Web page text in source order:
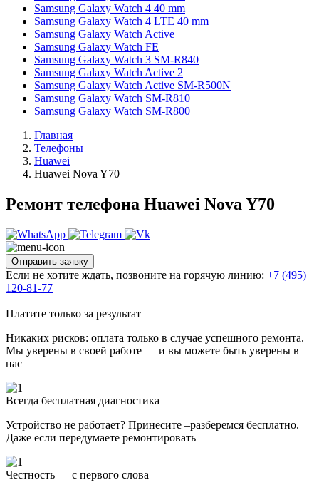
Samsung Galaxy Watch 4 40 mm
Samsung Galaxy Watch 4 LTE 40 mm
Samsung Galaxy Watch Active
Samsung Galaxy Watch FE
Samsung Galaxy Watch 3 SM-R840
Samsung Galaxy Watch Active 2
Samsung Galaxy Watch Active SM-R500N
Samsung Galaxy Watch SM-R810
Samsung Galaxy Watch SM-R800
Главная
Телефоны
Huawei
Huawei Nova Y70
Ремонт телефона Huawei Nova Y70
Отправить заявку
Если не хотите ждать, позвоните на горячую линию: +7 (495)
120-81-77
Платите только за результат
Никаких рисков: оплата только в случае успешного ремонта.
Мы уверены в своей работе — и вы можете быть уверены в
нас
Всегда бесплатная диагностика
Устройство не работает? Принесите –разберемся бесплатно.
Даже если передумаете ремонтировать
Честность — с первого слова